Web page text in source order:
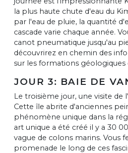
la plus haute chute d'eau du
par l'eau de pluie, la quantité
cascade varie chaque année.
canot pneumatique jusqu'au
découvrirez en chemin des
sur les formations géologiques
JOUR 3: BAIE DE
Le troisième jour, une visite de
Cette île abrite d'anciennes
phénomène unique dans la
art unique a été créé il y a 30
vague de colons marins. Vous
promenade le long de ces